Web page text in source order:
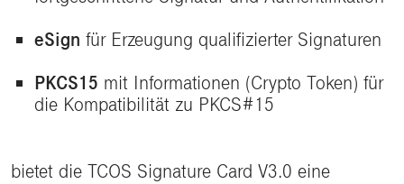
eSign für Erzeugung qualifizierter Signaturen
PKCS15 mit Informationen (Crypto Token) für
die Kompatibilität zu PKCS#15
bietet die TCOS Signature Card V3.0 eine